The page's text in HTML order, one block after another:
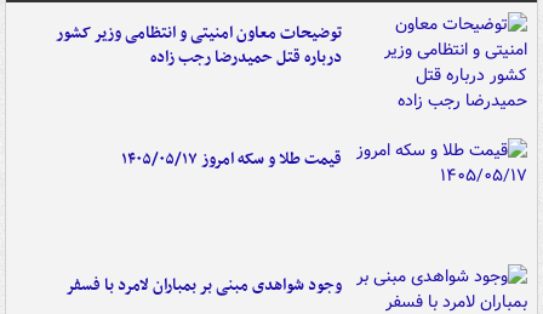
توضیحات معاون امنیتی و انتظامی وزیر کشور
درباره قتل حمیدرضا رجب زاده
قیمت طلا و سکه امروز ۱۴۰۵/۰۵/۱۷
وجود شواهدی مبنی بر بمباران لامرد با فسفر